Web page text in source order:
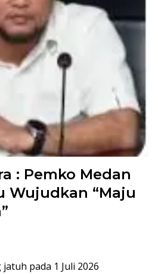
: Pemko Medan
Wujudkan “Maju
pada 1 Juli 2026